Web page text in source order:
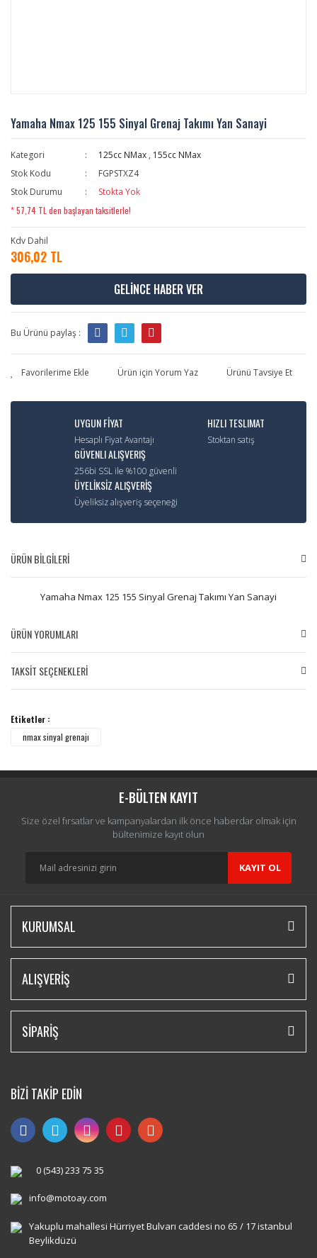
Yamaha Nmax 125 155 Sinyal Grenaj Takımı Yan Sanayi
Kategori 125cc NMax , 155cc NMax
Stok Kodu
FGPSTXZ4
Stok Durumu
Stokta Yok
* 57,74 TL den başlayan taksitlerle!
Kdv Dahil
306,02 TL
GELİNCE HABER VER
Bu Ürünü paylaş :
Ürün için Yorum Yaz Ürünü Tavsiye Et
UYGUN FİYAT
Hesaplı Fiyat Avantajı
HIZLI TESLIMAT
Stoktan satış
GÜVENLI ALIŞVERIŞ
256bi SSL ile %100 güvenli
ÜYELİKSİZ ALIŞVERİŞ
Üyeliksiz alışveriş seçeneği
ÜRÜN BİLGİLERİ
Yamaha Nmax 125 155 Sinyal Grenaj Takımı Yan Sanayi
ÜRÜN YORUMLARI
TAKSİT SEÇENEKLERİ
Etiketler :
nmax sinyal grenajı
E-BÜLTEN KAYIT
Size özel fırsatlar ve kampanyalardan ilk önce haberdar olmak için
bültenimize kayıt olun
KAYIT OL
KURUMSAL
ALIŞVERİŞ
SİPARİŞ
BİZİ TAKİP EDİN
0 (543) 233 75 35
info@motoay.com
Yakuplu mahallesi Hürriyet Bulvarı caddesi no 65 / 17 istanbul
Beylikdüzü